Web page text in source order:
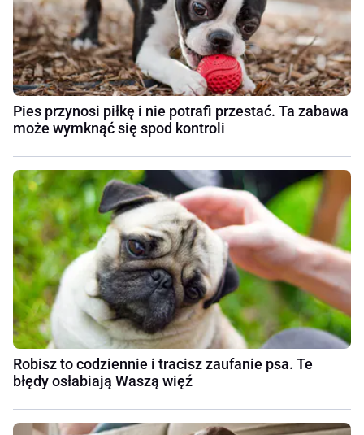
Pies przynosi piłkę i nie potrafi przestać. Ta zabawa
może wymknąć się spod kontroli
Robisz to codziennie i tracisz zaufanie psa. Te
błędy osłabiają Waszą więź